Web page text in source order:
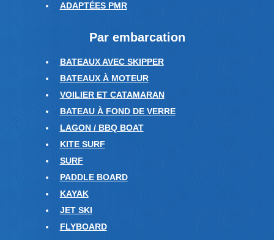
ADAPTÉES PMR
Par embarcation
BATEAUX AVEC SKIPPER
BATEAUX À MOTEUR
VOILIER ET CATAMARAN
BATEAU À FOND DE VERRE
LAGON / BBQ BOAT
KITE SURF
SURF
PADDLE BOARD
KAYAK
JET SKI
FLYBOARD